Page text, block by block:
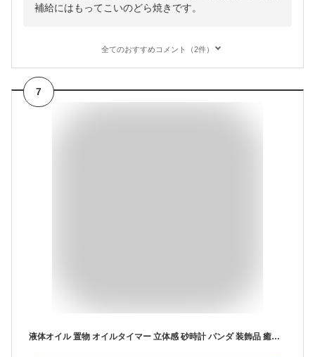
補給にはもってこいのどら焼きです。
全てのおすすめコメント（2件）
7
液体オイル 置物 オイルタイマー 立体感 砂時計 パンダ 装飾品 癒し 室内装飾品 卓上装飾 おもちゃ タイマー 砂時計 かわいい タイマー 大人 時間管理 タイマー 子供 書斎 グリーン 液体オイル オイル砂時計 インテリア 誕生日 プレゼント ギフト